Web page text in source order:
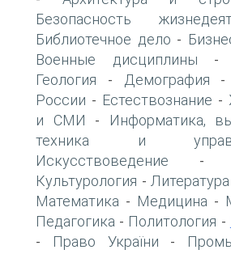
Безопасность
Библиотечное дело -
Военные дисциплины -
Геология - Демография -
России - Естествознание -
и СМИ -
Информатика,
техника и
Искусствоведение -
Культурология - Литература
Математика - Медицина -
Педагогика - Политология -
- Право України -